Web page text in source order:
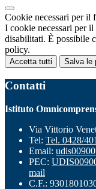
Cookie necessari per il
I cookie necessari per
disabilitati. È possibile
policy.
Accetta tutti Salva le
Contatti
Istituto
Via Vittorio
Tel: Tel. 0428/
Email:
PEC:
mail
C.F.: